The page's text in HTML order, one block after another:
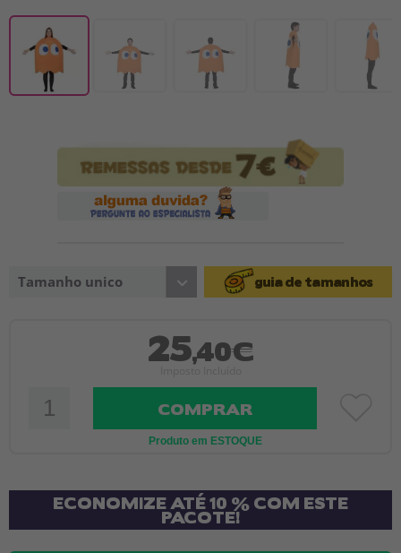
Tamanho unico guia de tamanhos
25,40€
COMPRAR
Produto em ESTOQUE
ECONOMIZE ATÉ 10 % COM ESTE
PACOTE!